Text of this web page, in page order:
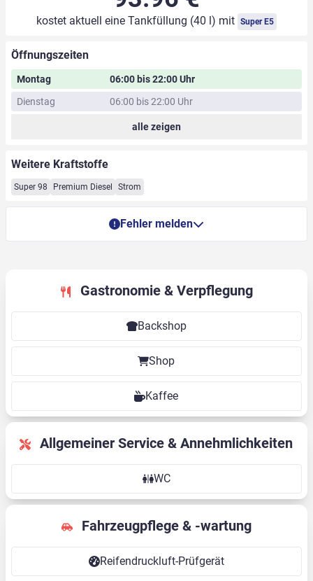
kostet aktuell eine Tankfüllung (40 l) mit Super E5
Öffnungszeiten
Montag
06:00 bis 22:00 Uhr
Dienstag
06:00 bis 22:00 Uhr
alle zeigen
Weitere Kraftstoffe
Super 98 Premium Diesel Strom
Fehler melden
Gastronomie & Verpflegung
Backshop
Shop
Kaffee
Allgemeiner Service & Annehmlichkeiten
WC
Fahrzeugpflege & -wartung
Reifendruckluft-Prüfgerät